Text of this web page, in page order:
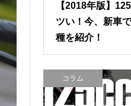
【2018年版】
ツい！今、新車
種を紹介！
コラム